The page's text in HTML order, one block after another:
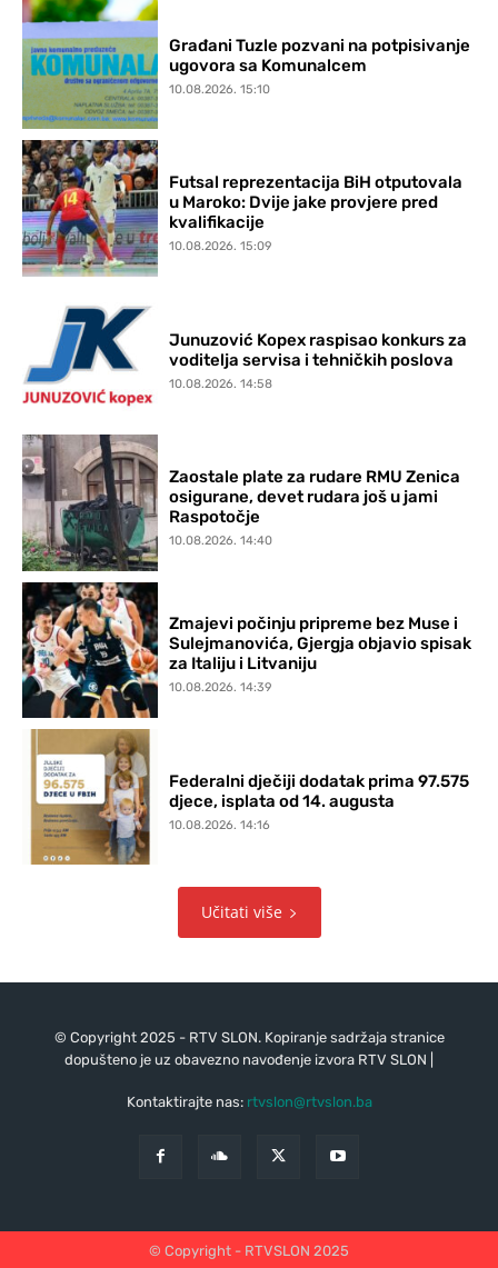
Građani Tuzle pozvani na potpisivanje
ugovora sa Komunalcem
10.08.2026. 15:10
Futsal reprezentacija BiH otputovala
u Maroko: Dvije jake provjere pred
kvalifikacije
10.08.2026. 15:09
Junuzović Kopex raspisao konkurs za
voditelja servisa i tehničkih poslova
10.08.2026. 14:58
Zaostale plate za rudare RMU Zenica
osigurane, devet rudara još u jami
Raspotočje
10.08.2026. 14:40
Zmajevi počinju pripreme bez Muse i
Sulejmanovića, Gjergja objavio spisak
za Italiju i Litvaniju
10.08.2026. 14:39
Federalni dječiji dodatak prima 97.575
djece, isplata od 14. augusta
10.08.2026. 14:16
Učitati više
© Copyright 2025 - RTV SLON. Kopiranje sadržaja stranice
dopušteno je uz obavezno navođenje izvora RTV SLON |
Kontaktirajte nas: rtvslon@rtvslon.ba
© Copyright - RTVSLON 2025